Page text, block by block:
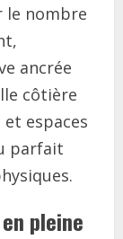
le nombre
ancrée
côtière
espaces
parfait
pleine